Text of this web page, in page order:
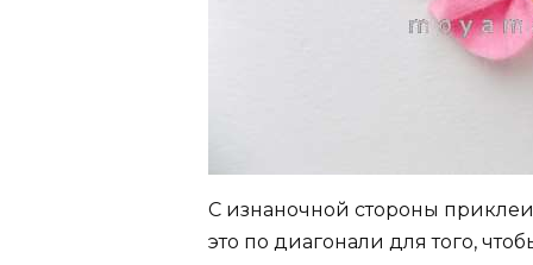
С изнаночной стороны
это по диагонали для того,